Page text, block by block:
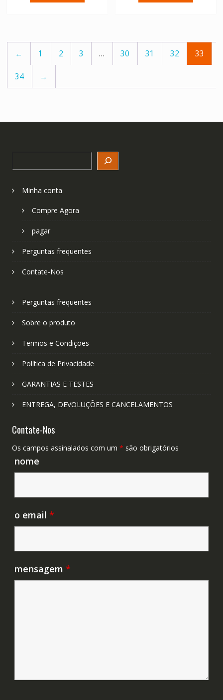
← 1 2 3 … 30 31 32 33
34 →
Minha conta
Compre Agora
pagar
Perguntas frequentes
Contate-Nos
Perguntas frequentes
Sobre o produto
Termos e Condições
Política de Privacidade
GARANTIAS E TESTES
ENTREGA, DEVOLUÇÕES E CANCELAMENTOS
Contate-Nos
Os campos assinalados com um * são obrigatórios
nome
o email *
mensagem *